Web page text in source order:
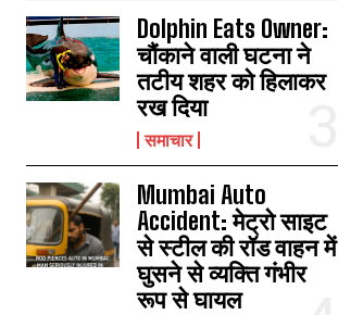
Dolphin Eats Owner:
चौंकाने वाली घटना ने
तटीय शहर को हिलाकर
रख दिया
समाचार
Mumbai Auto
Accident: मेट्रो साइट
से स्टील की रॉड वाहन में
घुसने से व्यक्ति गंभीर
रूप से घायल